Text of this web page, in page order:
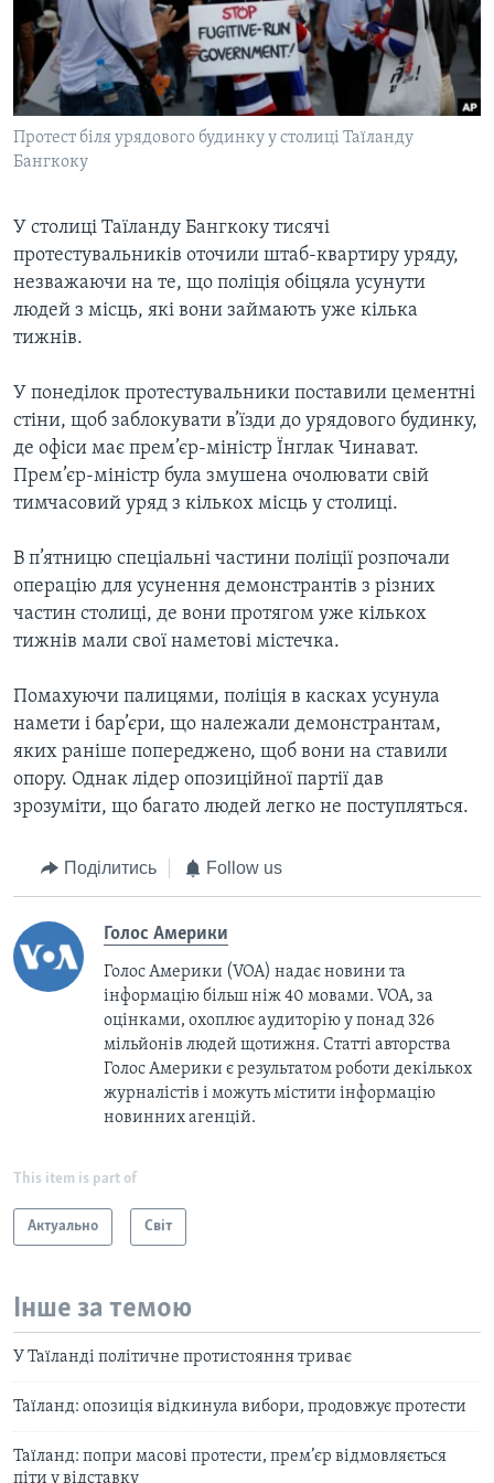
СУСПІЛЬСТВО
ЕКОНОМІКА
ІСТОРІЇ УСПІХУ УКРАЇНЦІВ
ТЕЛЕПРОГРАМИ
ЧАС-TIME
СТУДІЯ ВАШИНГТОН
ПРАЙМ-ТАЙМ
ПОГЛЯД З ВАШИНГТОНА
ENGLISH
Learning English
Мови
Протест біля урядового будинку у столиці Таїланду
Бангкоку
У столиці Таїланду Бангкоку тисячі
протестувальників оточили штаб-квартиру уряду,
незважаючи на те, що поліція обіцяла усунути
людей з місць, які вони займають уже кілька
тижнів.
У понеділок протестувальники поставили цементні
стіни, щоб заблокувати в’їзди до урядового будинку,
де офіси має прем’єр-міністр Їнглак Чинават.
Прем’єр-міністр була змушена очолювати свій
тимчасовий уряд з кількох місць у столиці.
В п’ятницю спеціальні частини поліції розпочали
операцію для усунення демонстрантів з різних
частин столиці, де вони протягом уже кількох
тижнів мали свої наметові містечка.
Помахуючи палицями, поліція в касках усунула
намети і бар’єри, що належали демонстрантам,
яких раніше попереджено, щоб вони на ставили
опору. Однак лідер опозиційної партії дав
зрозуміти, що багато людей легко не поступляться.
Поділитись Follow us
Голос Америки
Голос Америки (VOA) надає новини та
інформацію більш ніж 40 мовами. VOA, за
оцінками, охоплює аудиторію у понад 326
мільйонів людей щотижня. Статті авторства
Голос Америки є результатом роботи декількох
журналістів і можуть містити інформацію
новинних агенцій.
This item is part of
Актуально Світ
Інше за темою
У Таїланді політичне протистояння триває
Таїланд: опозиція відкинула вибори, продовжує протести
Таїланд: попри масові протести, прем’єр відмовляється
піти у відставку